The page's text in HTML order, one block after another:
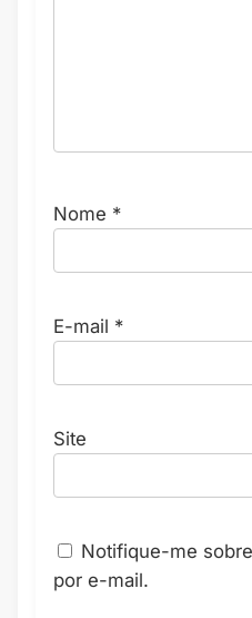
Nome *
E-mail *
Site
Notifique-me
por e-mail.